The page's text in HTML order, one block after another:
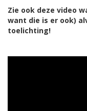
Zie ook deze video
want die is er ook)
toelichting!